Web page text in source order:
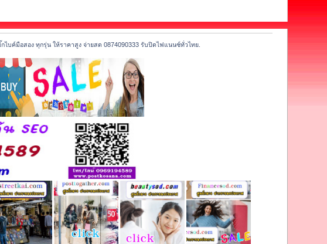
ไบค์มือสอง ทุกรุ่น ให้ราคาสูง จ่ายสด 0874090333 รับปิดไฟแนนซ์ทั่วไทย.